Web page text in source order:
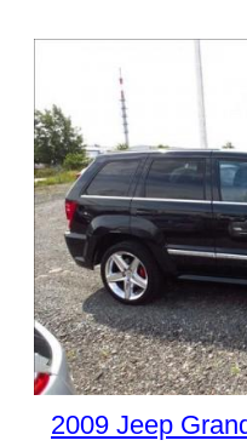
2009 Jeep